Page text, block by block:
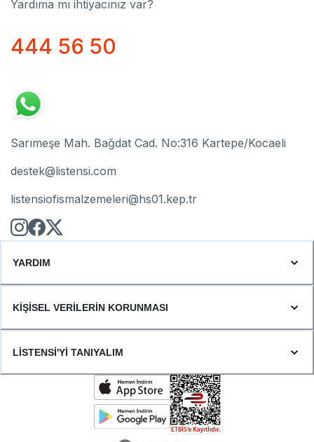
Yardıma mı ihtiyacınız var?
444 56 50
Sarımeşe Mah. Bağdat Cad. No:316 Kartepe/Kocaeli
destek@listensi.com
listensiofismalzemeleri@hs01.kep.tr
YARDIM
KİŞİSEL VERİLERİN KORUNMASI
LİSTENSİ'Yİ TANIYALIM